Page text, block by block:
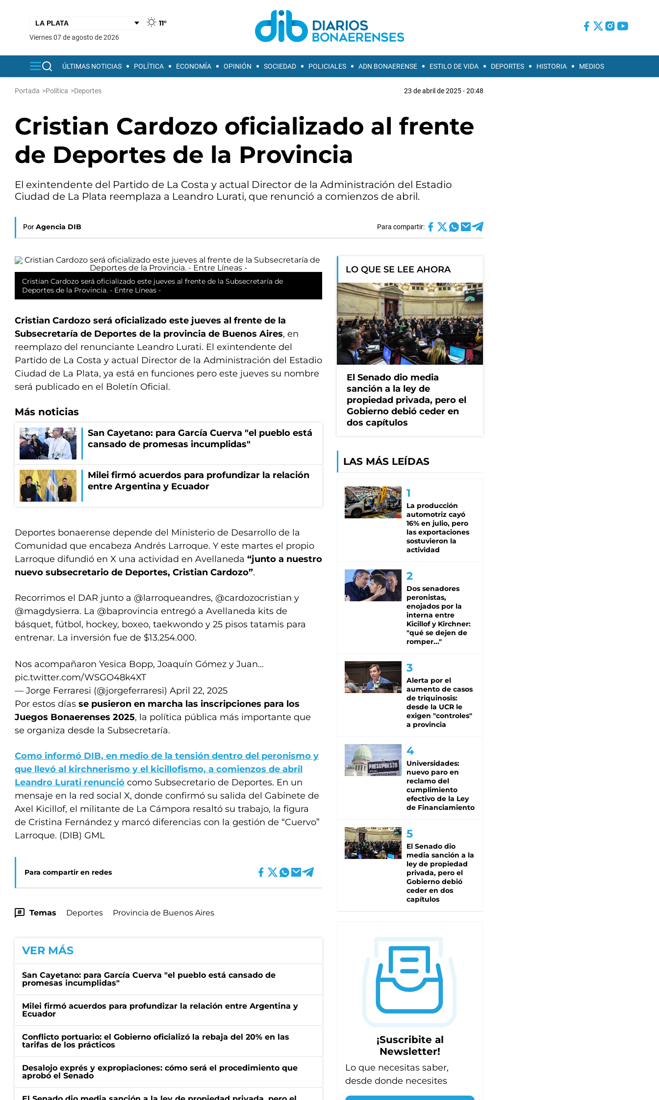
11°
viernes 07 de agosto de 2026
ÚLTIMAS NOTICIAS POLÍTICA ECONOMÍA OPINIÓN SOCIEDAD POLICIALES ADN BONAERENSE ESTILO DE VIDA DEPORTES HISTORIA MEDIOS
Portada >Política >Deportes 23 de abril de 2025 - 20:48
Cristian Cardozo oficializado al frente
de Deportes de la Provincia
El exintendente del Partido de La Costa y actual Director de la Administración del Estadio
Ciudad de La Plata reemplaza a Leandro Lurati, que renunció a comienzos de abril.
Por Agencia DIB Para compartir:
Cristian Cardozo será oficializado este jueves al frente de la Subsecretaría de
Deportes de la Provincia. - Entre Líneas -
Cristian Cardozo será oficializado este jueves al frente de la
Subsecretaría de Deportes de la provincia de Buenos Aires, en
reemplazo del renunciante Leandro Lurati. El exintendente del
Partido de La Costa y actual Director de la Administración del Estadio
Ciudad de La Plata, ya está en funciones pero este jueves su nombre
será publicado en el Boletín Oficial.
Más noticias
San Cayetano: para García Cuerva "el pueblo está
cansado de promesas incumplidas"
Milei firmó acuerdos para profundizar la relación
entre Argentina y Ecuador
Deportes bonaerense depende del Ministerio de Desarrollo de la
Comunidad que encabeza Andrés Larroque. Y este martes el propio
Larroque difundió en X una actividad en Avellaneda “junto a nuestro
nuevo subsecretario de Deportes, Cristian Cardozo”.
Recorrimos el DAR junto a @larroqueandres, @cardozocristian y
@magdysierra. La @baprovincia entregó a Avellaneda kits de
básquet, fútbol, hockey, boxeo, taekwondo y 25 pisos tatamis para
entrenar. La inversión fue de $13.254.000.
Nos acompañaron Yesica Bopp, Joaquín Gómez y Juan…
pic.twitter.com/WSGO48k4XT
— Jorge Ferraresi (@jorgeferraresi) April 22, 2025
Por estos días se pusieron en marcha las inscripciones para los
Juegos Bonaerenses 2025, la política pública más importante que
se organiza desde la Subsecretaría.
Como informó DIB, en medio de la tensión dentro del peronismo y
que llevó al kirchnerismo y el kicillofismo, a comienzos de abril
Leandro Lurati renunció como Subsecretario de Deportes. En un
mensaje en la red social X, donde confirmó su salida del Gabinete de
Axel Kicillof, el militante de La Cámpora resaltó su trabajo, la figura
de Cristina Fernández y marcó diferencias con la gestión de “Cuervo”
Larroque. (DIB) GML
Para compartir en redes
Temas Deportes Provincia de Buenos Aires
VER MÁS
San Cayetano: para García Cuerva "el pueblo está cansado de
promesas incumplidas"
Milei firmó acuerdos para profundizar la relación entre Argentina y
Ecuador
Conflicto portuario: el Gobierno oficializó la rebaja del 20% en las
tarifas de los prácticos
Desalojo exprés y expropiaciones: cómo será el procedimiento que
aprobó el Senado
LO QUE SE LEE AHORA
El Senado dio media
sanción a la ley de
propiedad privada, pero el
Gobierno debió ceder en
dos capítulos
LAS MÁS LEÍDAS
La producción
automotriz cayó
16% en julio, pero
las exportaciones
sostuvieron la
actividad
Dos senadores
peronistas,
enojados por la
interna entre
Kicillof y Kirchner:
"qué se dejen de
romper..."
Alerta por el
aumento de casos
de triquinosis:
desde la UCR le
exigen "controles"
a provincia
Universidades:
nuevo paro en
reclamo del
cumplimiento
efectivo de la Ley
de Financiamiento
El Senado dio
media sanción a la
ley de propiedad
privada, pero el
Gobierno debió
ceder en dos
capítulos
¡Suscribite al
Newsletter!
Lo que necesitas saber,
desde donde necesites